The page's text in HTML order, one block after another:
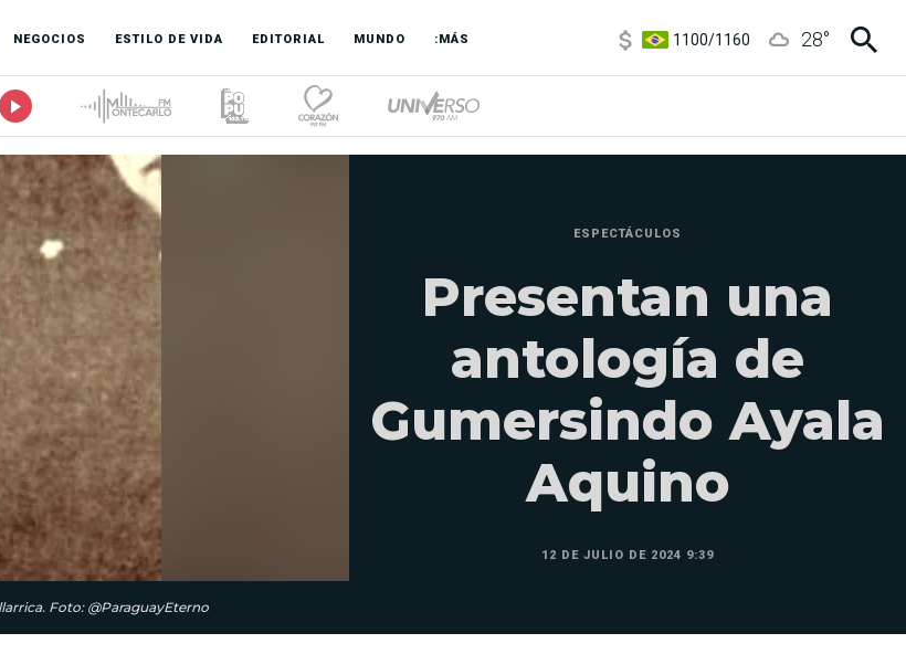
NEGOCIOS ESTILO DE VIDA EDITORIAL MUNDO :MÁS
3,8/4
28°
Foto: @ParaguayEterno
ESPECTÁCULOS
Presentan una
antología de
Gumersindo Ayala
Aquino
12 DE JULIO DE 2024 9:39